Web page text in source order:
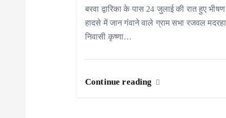
बरवा द्वारिका के पास 24 जुलाई की रात हुए
हादसे में जान गंवाने वाले ग्राम सभा रजवल मदरहा
निवासी कृष्णा…
Continue reading